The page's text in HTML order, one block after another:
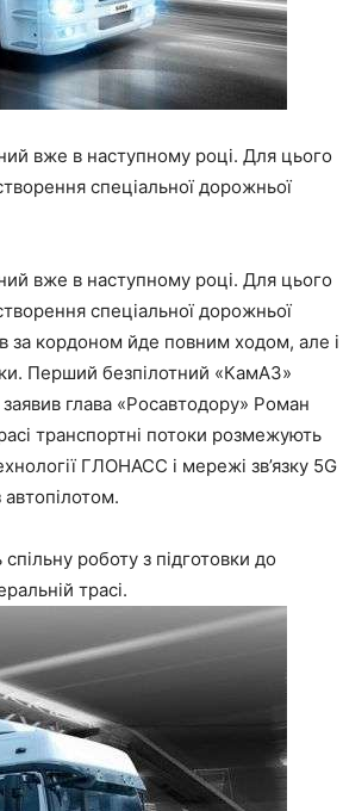
вже в наступному році. Для цього
спеціальної дорожньої
вже в наступному році. Для цього
спеціальної дорожньої
за кордоном йде повним ходом, але і
Перший безпілотний «КамАЗ»
глава «Росавтодору» Роман
транспортні потоки розмежують
ГЛОНАСС і мережі зв’язку 5G
роботу з підготовки до
трасі.